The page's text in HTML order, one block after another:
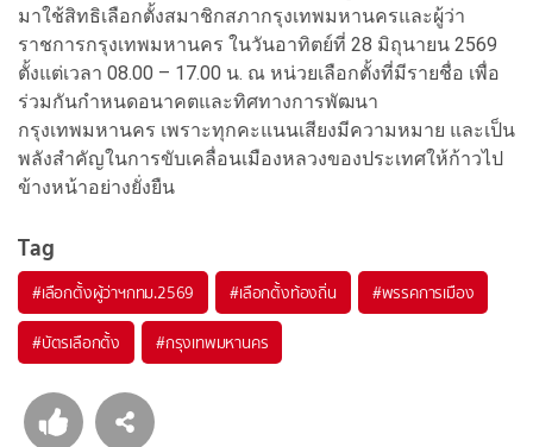
มาใช้สิทธิเลือกตั้งสมาชิกสภากรุงเทพมหานครและผู้ว่า
ราชการกรุงเทพมหานคร ในวันอาทิตย์ที่ 28 มิถุนายน 2569
ตั้งแต่เวลา 08.00 – 17.00 น. ณ หน่วยเลือกตั้งที่มีรายชื่อ เพื่อ
ร่วมกันกำหนดอนาคตและทิศทางการพัฒนา
กรุงเทพมหานคร เพราะทุกคะแนนเสียงมีความหมาย และเป็น
พลังสำคัญในการขับเคลื่อนเมืองหลวงของประเทศให้ก้าวไป
ข้างหน้าอย่างยั่งยืน
Tag
#เลือกตั้งผู้ว่าฯกทม.2569 #เลือกตั้งท้องถิ่น #พรรคการเมือง
#บัตรเลือกตั้ง #กรุงเทพมหานคร